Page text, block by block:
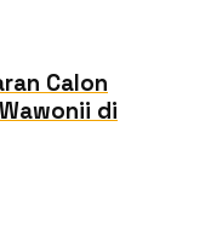
Calon
di